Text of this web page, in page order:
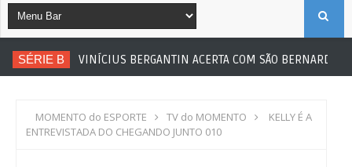
SÉRIE B VINÍCIUS BERGANTIN ACERTA COM SÃO BERNARDO
MOMENTO do ESPORTE TV do MOMENTO
KELLY É A
ENTREVISTADA DO CHEGANDO JUNTO 010